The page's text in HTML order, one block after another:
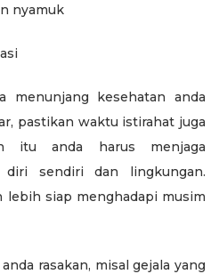
nyamuk
menunjang kesehatan anda
pastikan waktu istirahat juga
itu anda harus menjaga
sendiri dan lingkungan.
lebih siap menghadapi musim
rasakan, misal gejala yang